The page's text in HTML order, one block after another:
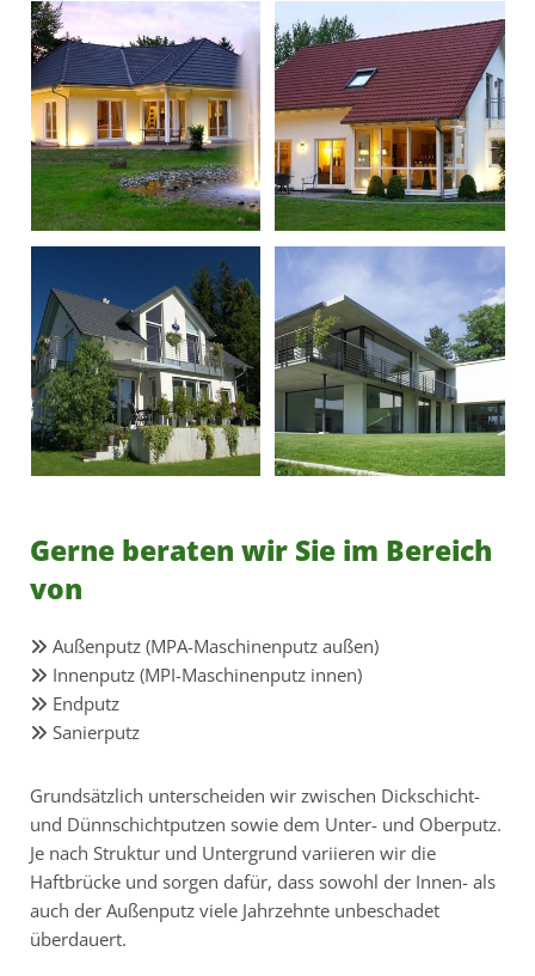
Gerne beraten wir Sie im Bereich
von
 Außenputz (MPA-Maschinenputz außen)
 Innenputz (MPI-Maschinenputz innen)
 Endputz
 Sanierputz
Grundsätzlich unterscheiden wir zwischen Dickschicht-
und Dünnschichtputzen sowie dem Unter- und Oberputz.
Je nach Struktur und Untergrund variieren wir die
Haftbrücke und sorgen dafür, dass sowohl der Innen- als
auch der Außenputz viele Jahrzehnte unbeschadet
überdauert.